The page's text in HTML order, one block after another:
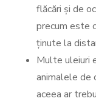
flăcări și de
precum este
ținute la
Multe uleiuri
animalele de
aceea ar